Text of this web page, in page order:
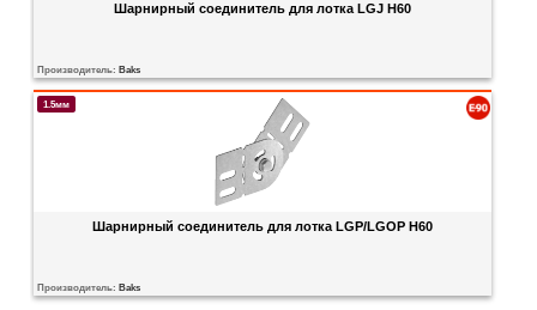
Шарнирный соединитель для лотка LGJ H60
Производитель: Baks
1.5мм
Шарнирный соединитель для лотка LGP/LGOP H60
Производитель: Baks